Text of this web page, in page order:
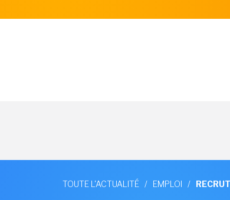
TOUTE L'ACTUALITÉ / EMPLOI /